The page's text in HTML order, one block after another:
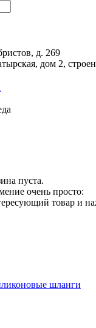
д. 269
дом 2,
пуста.
очень просто:
товар и
шланги